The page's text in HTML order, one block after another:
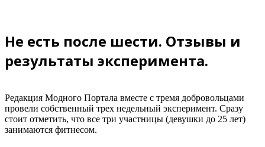
Не есть после шести. Отзывы и
результаты эксперимента.
Редакция Модного Портала вместе с тремя добровольцами
провели собственный трех недельный эксперимент. Сразу
стоит отметить, что все три участницы (девушки до 25 лет)
занимаются фитнесом.